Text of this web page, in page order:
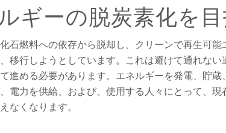
ギーの脱炭素化を
石燃料への依存から脱却し、クリーンで再生可
移行しようとしています。これは避けて通れな
進める必要があります。エネルギーを発電、貯
電力を供給、および、使用する人々にとって、
なくなります。